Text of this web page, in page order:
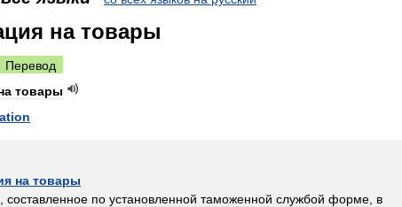
на товары
Перевод
товары
на товары
составленное по установленной таможенной службой форме в